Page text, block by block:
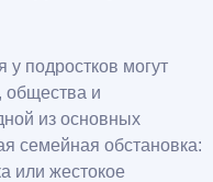
подростков могут
общества и
из основных
семейная обстановка:
или жестокое